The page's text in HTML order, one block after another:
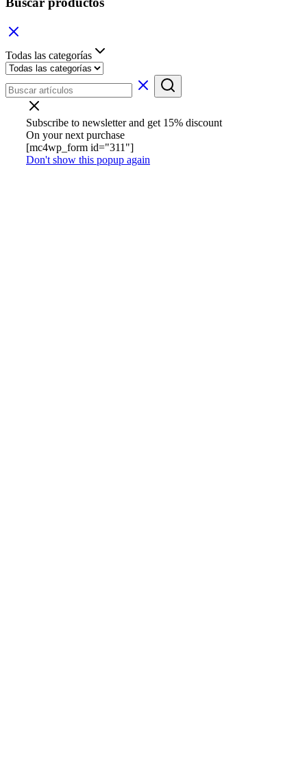
Todas las categorías
Subscribe to newsletter and get 15% discount
On your next purchase
[mc4wp_form id="311"]
Don't show this popup again